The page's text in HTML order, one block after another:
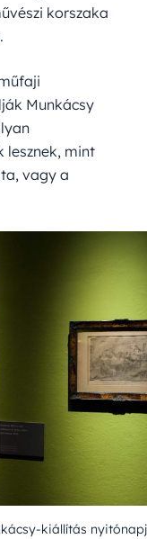
korszaka
Munkácsy
lesznek, mint
vagy a
kiállítás